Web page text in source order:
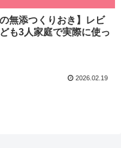
の無添つくりおき】レビ
も3人家庭で実際に使っ
2026.02.19